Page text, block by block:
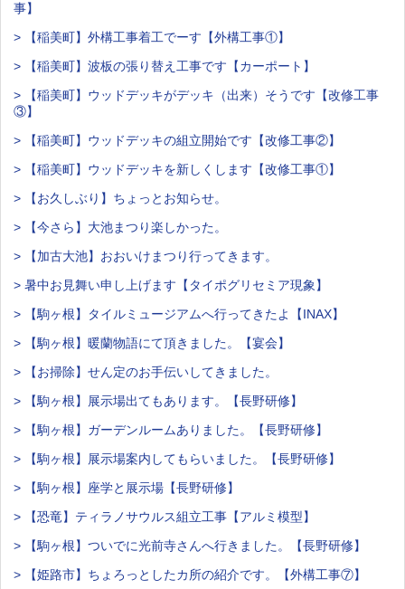
事】
> 【稲美町】外構工事着工でーす【外構工事①】
> 【稲美町】波板の張り替え工事です【カーポート】
> 【稲美町】ウッドデッキがデッキ（出来）そうです【改修工事
③】
> 【稲美町】ウッドデッキの組立開始です【改修工事②】
> 【稲美町】ウッドデッキを新しくします【改修工事①】
> 【お久しぶり】ちょっとお知らせ。
> 【今さら】大池まつり楽しかった。
> 【加古大池】おおいけまつり行ってきます。
> 暑中お見舞い申し上げます【タイポグリセミア現象】
> 【駒ヶ根】タイルミュージアムへ行ってきたよ【INAX】
> 【駒ヶ根】暖蘭物語にて頂きました。【宴会】
> 【お掃除】せん定のお手伝いしてきました。
> 【駒ヶ根】展示場出てもあります。【長野研修】
> 【駒ヶ根】ガーデンルームありました。【長野研修】
> 【駒ヶ根】展示場案内してもらいました。【長野研修】
> 【駒ヶ根】座学と展示場【長野研修】
> 【恐竜】ティラノサウルス組立工事【アルミ模型】
> 【駒ヶ根】ついでに光前寺さんへ行きました。【長野研修】
> 【姫路市】ちょろっとしたカ所の紹介です。【外構工事⑦】